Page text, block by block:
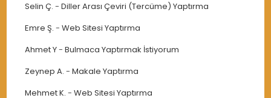
Selin Ç. -Diller Arası Çeviri (Tercüme) Yaptırma
Emre Ş. -Web Sitesi Yaptırma
Ahmet Y-Bulmaca Yaptırmak İstiyorum
Zeynep A. -Makale Yaptırma
Mehmet K. -Web Sitesi Yaptırma